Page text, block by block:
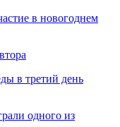
в новогоднем
в третий день
одного из